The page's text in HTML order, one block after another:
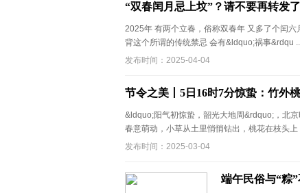
“双春闰月忌上坟”？请不要再转发
2025年 有两个立春，俗称双春年 又多了个闰
背这个所谓的传统禁忌 会有&ldquo;祸事&rdqu
发布时间：2025-04-04
节令之美丨5日16时7分惊蛰：竹外
&ldquo;阳气初惊蛰，韶光大地周&rdquo;，北
春意萌动，小草从土里悄悄钻出，桃花在枝头上
发布时间：2025-03-04
端午民俗与“粽